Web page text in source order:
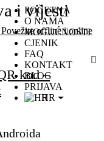
POČETNA
O NAMA
MOGUĆNOSTI
CJENIK
FAQ
KONTAKT
BLOG
PRIJAVA
HR
i vijesti
kod –